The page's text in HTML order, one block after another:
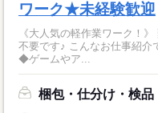
ワーク★未経験歓迎
《大人気の軽作業ワーク！》 難しい仕事な一切なし！ 知識や経験は
不要です♪ こんなお仕事紹介できます◎ ◆ハガキや郵便物の仕分け
◆ゲームやア...
梱包・仕分け・検品